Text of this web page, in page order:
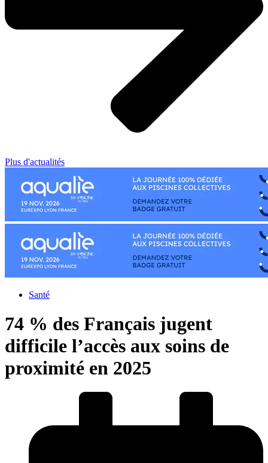
Plus d'actualités
Santé
74 % des Français jugent
difficile l’accès aux soins de
proximité en 2025